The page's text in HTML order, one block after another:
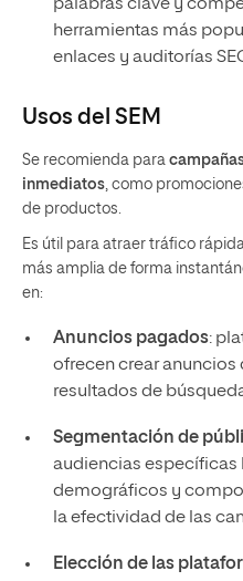
palabras clave y
herramientas más
enlaces y auditorías
Usos del SEM
Se recomienda para
inmediatos, como
de productos.
Es útil para atraer tráfico
más amplia de forma
en:
Anuncios pagados:
ofrecen crear anuncios
resultados de
Segmentación de
audiencias específicas
demográficos y
la efectividad de las
Elección de las